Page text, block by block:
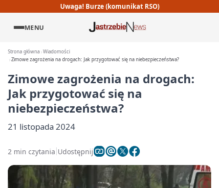
Uwaga! Burze (komunikat RSO)
MENU
Strona główna Wiadomości
Zimowe zagrożenia na drogach: Jak przygotować się na niebezpieczeństwa?
Zimowe zagrożenia na drogach:
Jak przygotować się na
niebezpieczeństwa?
21 listopada 2024
2 min czytania Udostępnij